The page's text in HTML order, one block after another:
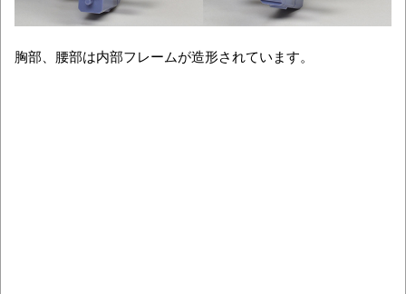
胸部、腰部は内部フレームが造形されています。